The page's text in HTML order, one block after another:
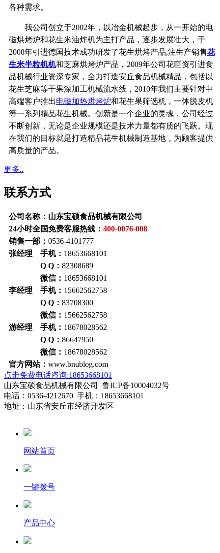
各种需求。
我公司创立于2002年，以冶金机械起步，从一开始的电
磁烘烤炉和花生米油炸机为主打产品，逐步发展壮大，于
2008年引进德国技术成功研发了花生烘烤产品,注生产销售花
生米半粒机机和芝麻烘烤炉产品，2009年公司花巨资引进食
品机械行业资深专家，全力打造安丘食品机械精品，包括以
花生芝麻等干果深加工机械流水线，2010年我们主要针对中
高端客户推出电磁加热烘烤炉和花生果筛选机，一体脱皮机
等一系列精品花生机械。创新是一个企业的灵魂，公司经过
不断创新，无论是企业规模还是技术力量都有质的飞跃。现
在我们的目标就是打造精品花生机械制造基地，为顾客提供
高质量的产品。
更多..
联系方式
公司名称：山东宝硕食品机械有限公司
24小时全国免费客服热线： 400-0076-008
销售一部： 0536-4101777
张经理 手机： 18653668101
Q Q： 82308689
微信： 18653668101
李经理 手机： 15662562758
Q Q： 83708300
微信： 15662562758
游经理 手机： 18678028562
Q Q： 86647950
微信： 18678028562
官方网站： www.bnublog.com
点击免费电话咨询:18653668101
山东宝硕食品机械有限公司 鲁ICP备10004032号
电话：0536-4212670 手机：18653668101
地址：山东省安丘市经济开发区
网站首页
一键拨号
产品中心